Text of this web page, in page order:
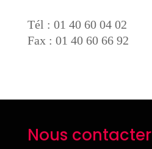
Tél : 01 40 60 04 02
Fax : 01 40 60 66 92
Nous contacter